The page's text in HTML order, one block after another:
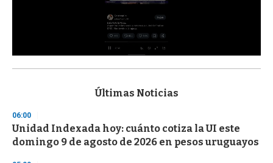
s
d
s
o
f
Últimas Noticias
06:00
Unidad Indexada hoy: cuánto cotiza la UI este
domingo 9 de agosto de 2026 en pesos uruguayos